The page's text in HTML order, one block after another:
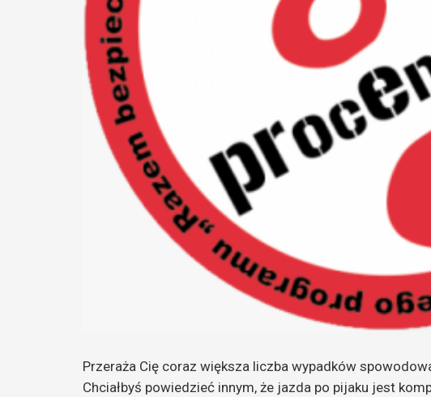
Przeraża Cię coraz większa liczba wypadków
Chciałbyś powiedzieć innym, że jazda po pijaku jest